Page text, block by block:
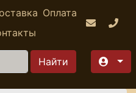
Оплата